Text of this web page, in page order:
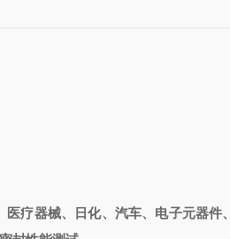
医疗器械、日化、汽车、电子元器件